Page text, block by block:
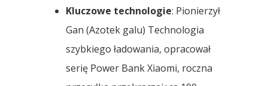
Kluczowe technologie: Pionierzył
Gan (Azotek galu) Technologia
szybkiego ładowania, opracował
serię Power Bank Xiaomi, roczna